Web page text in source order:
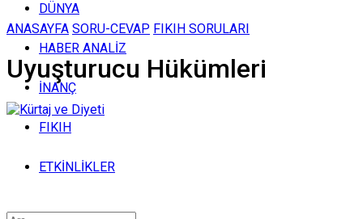
DÜNYA
HABER ANALİZ
İNANÇ
FIKIH
ETKİNLİKLER
ANASAYFA SORU-CEVAP FIKIH SORULARI
Uyuşturucu Hükümleri